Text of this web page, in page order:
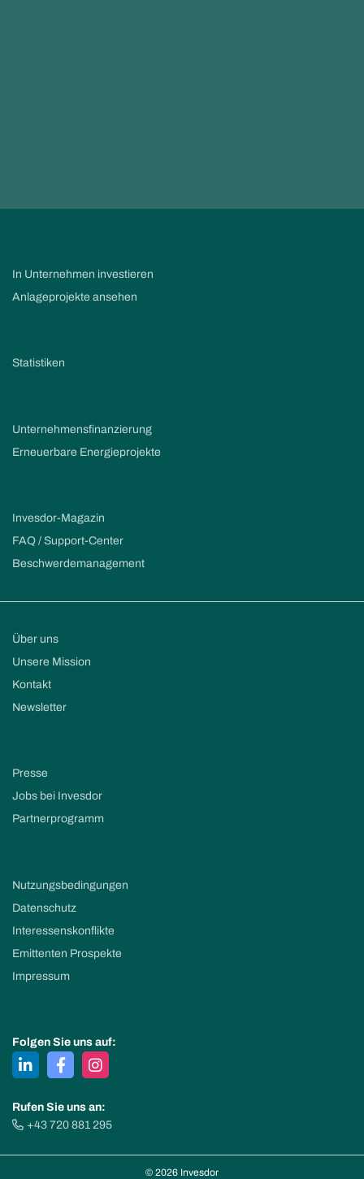
In Unternehmen investieren
Anlageprojekte ansehen
Statistiken
Unternehmensfinanzierung
Erneuerbare Energieprojekte
Invesdor-Magazin
FAQ / Support-Center
Beschwerdemanagement
Über uns
Unsere Mission
Kontakt
Newsletter
Presse
Jobs bei Invesdor
Partnerprogramm
Nutzungsbedingungen
Datenschutz
Interessenskonflikte
Emittenten Prospekte
Impressum
Folgen Sie uns auf:
Rufen Sie uns an:
+43 720 881 295
© 2026 Invesdor